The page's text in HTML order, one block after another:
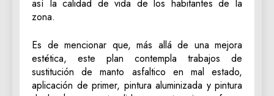
así la calidad de vida de los habitantes de la
zona.
Es de mencionar que, más allá de una mejora
estética, este plan contempla trabajos de
sustitución de manto asfaltico en mal estado,
aplicación de primer, pintura aluminizada y pintura